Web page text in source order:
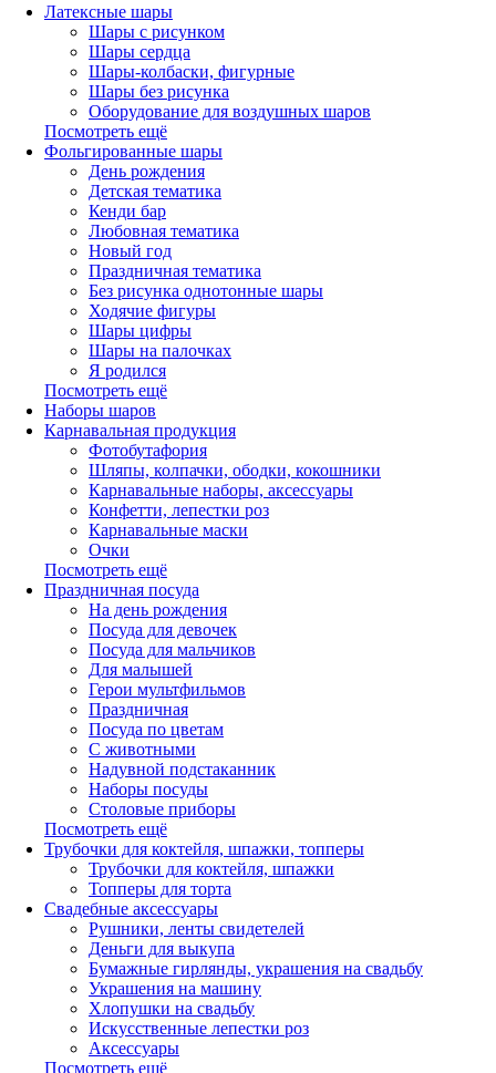
Латексные шары
Шары с рисунком
Шары сердца
Шары-колбаски, фигурные
Шары без рисунка
Оборудование для воздушных шаров
Посмотреть ещё
Фольгированные шары
День рождения
Детская тематика
Кенди бар
Любовная тематика
Новый год
Праздничная тематика
Без рисунка однотонные шары
Ходячие фигуры
Шары цифры
Шары на палочках
Я родился
Посмотреть ещё
Наборы шаров
Карнавальная продукция
Фотобутафория
Шляпы, колпачки, ободки, кокошники
Карнавальные наборы, аксессуары
Конфетти, лепестки роз
Карнавальные маски
Очки
Посмотреть ещё
Праздничная посуда
На день рождения
Посуда для девочек
Посуда для мальчиков
Для малышей
Герои мультфильмов
Праздничная
Посуда по цветам
С животными
Надувной подстаканник
Наборы посуды
Столовые приборы
Посмотреть ещё
Трубочки для коктейля, шпажки, топперы
Трубочки для коктейля, шпажки
Топперы для торта
Свадебные аксессуары
Рушники, ленты свидетелей
Деньги для выкупа
Бумажные гирлянды, украшения на свадьбу
Украшения на машину
Хлопушки на свадьбу
Искусственные лепестки роз
Аксессуары
Посмотреть ещё